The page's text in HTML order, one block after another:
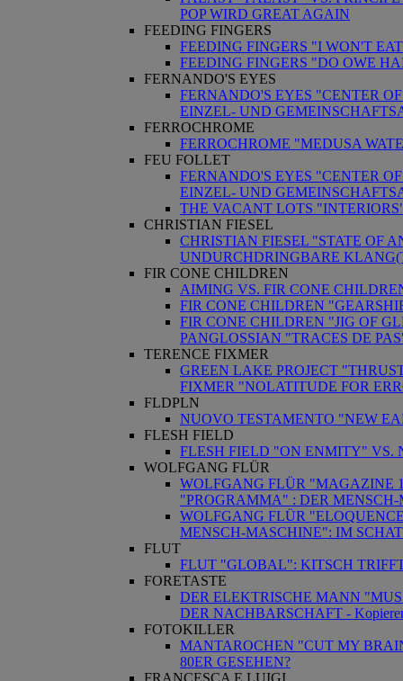
POP WIRD GREAT AGAIN
FEEDING FINGERS
FEEDING FINGERS "I WON'T
FEEDING FINGERS "DO OWE
FERNANDO'S EYES
FERNANDO'S EYES "CENTER
EINZEL- UND
FERROCHROME
FERROCHROME "MEDUSA
FEU FOLLET
FERNANDO'S EYES "CENTER
EINZEL- UND
THE VACANT LOTS
CHRISTIAN FIESEL
CHRISTIAN FIESEL "STATE OF
UNDURCHDRINGBARE
FIR CONE CHILDREN
AIMING VS. FIR CONE
FIR CONE CHILDREN
FIR CONE CHILDREN "JIG OF
PANGLOSSIAN "TRACES DE
TERENCE FIXMER
GREEN LAKE PROJECT
FIXMER "NOLATITUDE FOR
FLDPLN
NUOVO TESTAMENTO "NEW
FLESH FIELD
FLESH FIELD "ON ENMITY" VS.
WOLFGANG FLÜR
WOLFGANG FLÜR "MAGAZINE
"PROGRAMMA" : DER
WOLFGANG FLÜR
MENSCH-MASCHINE": IM
FLUT
FLUT "GLOBAL": KITSCH
FORETASTE
DER ELEKTRISCHE MANN
DER NACHBARSCHAFT -
FOTOKILLER
MANTAROCHEN "CUT MY
80ER GESEHEN?
FRANCESCA E LUIGI